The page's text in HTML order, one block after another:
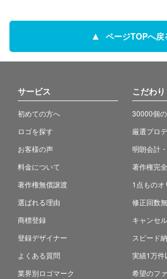
ページTOPへ戻
サービス
初めての方へ
ロゴを探す
お客様の声
料金について
著作権無償譲渡
選ばれる理由
商標登録
登録デザイナー
よくある質問
業界別ロゴマーク
こだわり
30000個
厳選プロ
明朗会計
著作権完
1点ものオ
修正回数
キャンセ
スピード
実績1万件
希望のフ